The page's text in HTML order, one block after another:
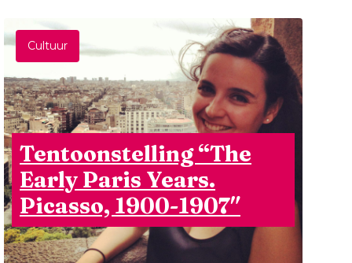
Cultuur
Tentoonstelling “The
Early Paris Years.
Picasso, 1900-1907″